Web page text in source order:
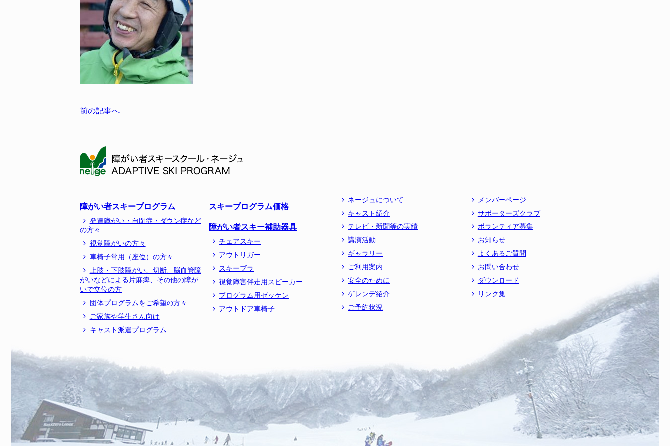
前の記事へ
障がい者スキープログラム
発達障がい・自閉症・ダウン症など
の方々
視覚障がいの方々
車椅子常用（座位）の方々
上肢・下肢障がい、切断、脳血管障
がいなどによる片麻痺、その他の障が
いで立位の方
団体プログラムをご希望の方々
ご家族や学生さん向け
キャスト派遣プログラム
スキープログラム価格
障がい者スキー補助器具
チェアスキー
アウトリガー
スキーブラ
視覚障害伴走用スピーカー
プログラム用ゼッケン
アウトドア車椅子
ネージュについて
キャスト紹介
テレビ・新聞等の実績
講演活動
ギャラリー
ご利用案内
安全のために
ゲレンデ紹介
ご予約状況
メンバーページ
サポーターズクラブ
ボランティア募集
お知らせ
よくあるご質問
お問い合わせ
ダウンロード
リンク集